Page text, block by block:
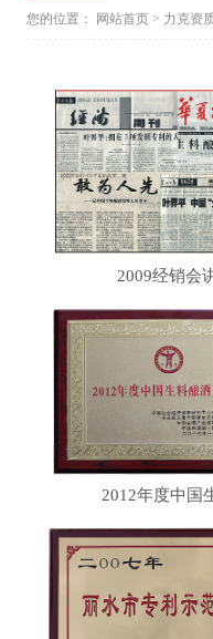
您的位置： 网站首页 > 力克资
2009经销会
2012年度中国